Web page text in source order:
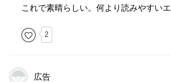
これで素晴らしい。何より読みやすいエ
2
広告